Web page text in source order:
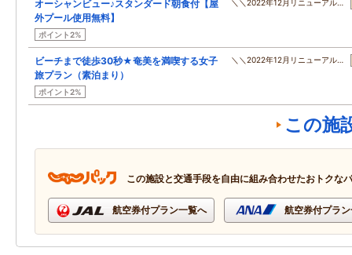
オーシャンビュー♪スタンダード朝食付【屋
外プール使用無料】
ポイント2%
＼＼2022年12月リニューアル…
ビーチまで徒歩30秒★奄美を満喫する女子
旅プラン（素泊まり）
ポイント2%
＼＼2022年12月リニューアル…
この施
この施設と交通手段を自由に組み合わせたおトクな
航空券付プラン一覧へ 航空券付プラ